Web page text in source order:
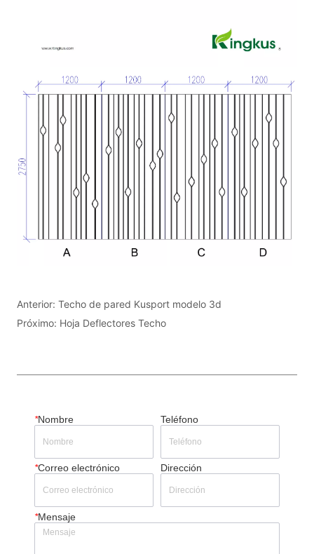
Anterior:Techo de pared Kusport modelo 3d
Próximo: Hoja Deflectores Techo
*Nombre Teléfono
*Correo electrónico Dirección
*Mensaje